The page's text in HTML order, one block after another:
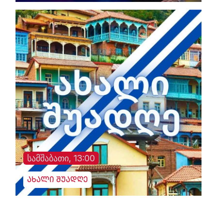
სამშაბათი, 13:00
ახალი შუადღე